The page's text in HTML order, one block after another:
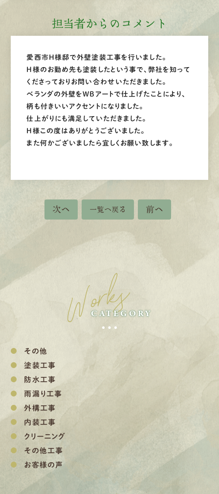
担当者からのコメント
愛西市H様邸で外壁塗装工事を行いました。
H様のお勤め先も塗装したという事で、弊社を知って
くださっておりお問い合わせいただきました。
ベランダの外壁をWBアートで仕上げたことにより、
柄も付きいいアクセントになりました。
仕上がりにも満足していただきました。
H様この度はありがとうございました。
また何かございましたら宜しくお願い致します。
次へ 一覧へ戻る 前へ
Works
CATEGORY
その他
塗装工事
防水工事
雨漏り工事
外構工事
内装工事
クリーニング
その他工事
お客様の声